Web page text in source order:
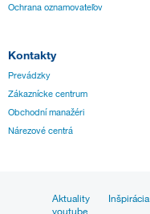
Ochrana oznamovateľov
Kontakty
Prevádzky
Zákaznícke centrum
Obchodní manažéri
Nárezové centrá
Aktuality Inšpirácia
youtube